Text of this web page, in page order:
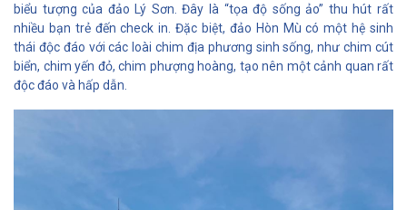
biểu tượng của đảo Lý Sơn. Đây là “tọa độ sống ảo” thu hút rất
nhiều bạn trẻ đến check in. Đặc biệt, đảo Hòn Mù có một hệ sinh
thái độc đáo với các loài chim địa phương sinh sống, như chim cút
biển, chim yến đỏ, chim phượng hoàng, tạo nên một cảnh quan rất
độc đáo và hấp dẫn.